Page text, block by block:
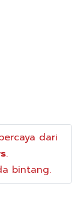
dari
.
bintang.